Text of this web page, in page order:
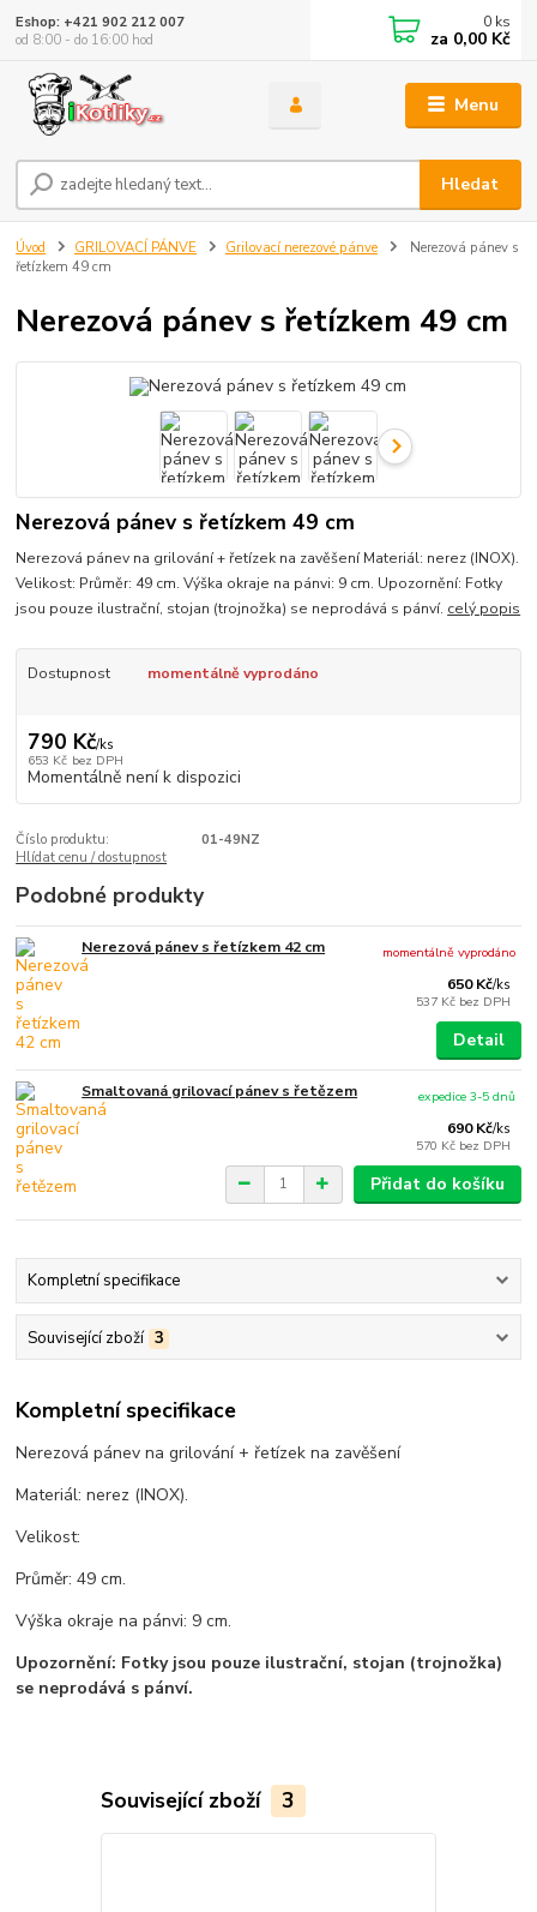
Menu
Hledat
Eshop: +421 902 212 007
od 8:00 - do 16:00 hod
0 ks
za 0,00 Kč
Úvod GRILOVACÍ PÁNVE Grilovací nerezové pánve
Nerezová pánev s
řetízkem 49 cm
Nerezová pánev s řetízkem 49 cm
Nerezová pánev s řetízkem 49 cm
Nerezová pánev na grilování + řetízek na zavěšení Materiál: nerez (INOX).
Velikost: Průměr: 49 cm. Výška okraje na pánvi: 9 cm. Upozornění: Fotky
jsou pouze ilustrační, stojan (trojnožka) se neprodává s pánví. celý popis
Dostupnost momentálně vyprodáno
790 Kč/ks
653 Kč bez DPH
Momentálně není k dispozici
Číslo produktu:
01-49NZ
Hlídat cenu / dostupnost
Podobné produkty
Nerezová pánev s řetízkem 42 cm
650 Kč/ks
537 Kč bez DPH
momentálně vyprodáno
Detail
Smaltovaná grilovací pánev s řetězem
690 Kč/ks
570 Kč bez DPH
expedice 3-5 dnů
Přidat do košíku
Kompletní specifikace
Související zboží 3
Kompletní specifikace
Nerezová pánev na grilování + řetízek na zavěšení
Materiál: nerez (INOX).
Velikost:
Průměr: 49 cm.
Výška okraje na pánvi: 9 cm.
Upozornění: Fotky jsou pouze ilustrační, stojan (trojnožka)
se neprodává s pánví.
Související zboží 3